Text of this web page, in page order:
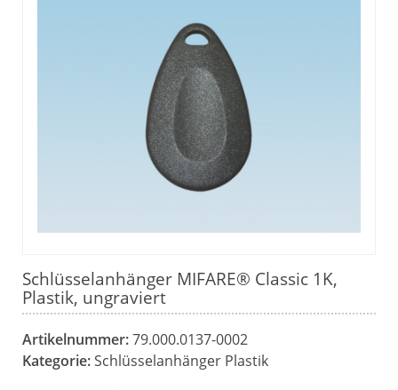
Schlüsselanhänger MIFARE® Classic 1K,
Plastik, ungraviert
Artikelnummer:79.000.0137-0002
Kategorie:Schlüsselanhänger Plastik